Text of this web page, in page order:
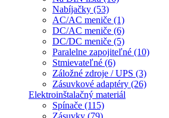
Nabíjačky (53)
AC/AC meniče (1)
DC/AC meniče (6)
DC/DC meniče (5)
Paralelne zapojiteľné (10)
Stmievateľné (6)
Záložné zdroje / UPS (3)
Zásuvkové adaptéry (26)
Elektroinštalačný materiál
Spínače (115)
Zásuvky (79)